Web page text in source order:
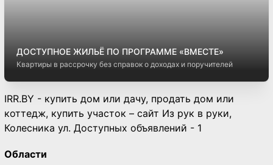
ДОСТУПНОЕ ЖИЛЬЁ ПО ПРОГРАММЕ «ВМЕСТЕ»
Квартиры в рассрочку без справок о доходах и поручителей
IRR.BY - купить дом или дачу, продать дом или
коттедж, купить участок – сайт Из рук в руки,
Колесника ул. Доступных объявлений - 1
Области